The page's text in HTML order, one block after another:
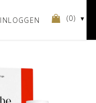
INLOGGEN (0)